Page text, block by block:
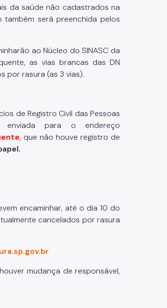
da saúde não cadastrados na
também será preenchida pelos
ao Núcleo do SINASC da
as vias brancas das DN
por rasura (as 3 vias).
de Registro Civil das Pessoas
para o endereço
, que não houve registro de
encaminhar, até o dia 10 do
cancelados por rasura
mudança de responsável,